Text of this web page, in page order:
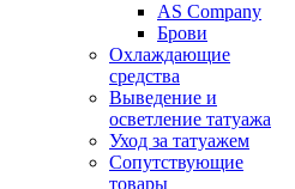
AS Company
Брови
Охлаждающие
средства
Выведение и
осветление татуажа
Уход за татуажем
Сопутствующие
товары